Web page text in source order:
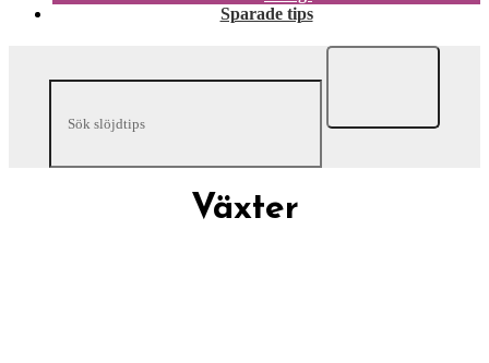
Sparade tips
Växter